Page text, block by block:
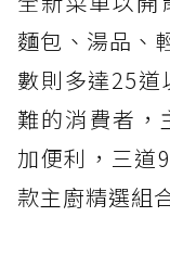
麵包、湯品、
數則多達25
難的消費者，
加便利，三道
款主廚精選組